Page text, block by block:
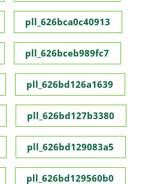
pll_626bca0c40913
pll_626bceb989fc7
pll_626bd126a1639
pll_626bd127b3380
pll_626bd129083a5
pll_626bd129560b0